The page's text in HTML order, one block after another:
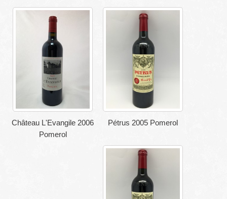
Château L'Evangile 2006
Pomerol
Pétrus 2005 Pomerol